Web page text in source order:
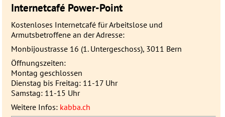
Internetcafé Power-Point
Kostenloses Internetcafé für Arbeitslose und
Armutsbetroffene an der Adresse:
Monbijoustrasse 16 (1. Untergeschoss), 3011 Bern
Öffnungszeiten:
Montag geschlossen
Dienstag bis Freitag: 11-17 Uhr
Samstag: 11-15 Uhr
Weitere Infos: kabba.ch